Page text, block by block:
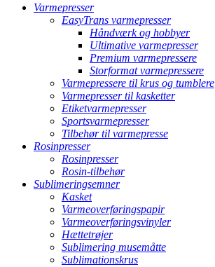
Varmepresser
EasyTrans varmepresser
Håndværk og hobbyer
Ultimative varmepresser
Premium varmepressere
Storformat varmepressere
Varmepressere til krus og tumblere
Varmepresser til kasketter
Etiketvarmepresser
Sportsvarmepresser
Tilbehør til varmepresse
Rosinpresser
Rosinpresser
Rosin-tilbehør
Sublimeringsemner
Kasket
Varmeoverføringspapir
Varmeoverføringsvinyler
Hættetrøjer
Sublimering musemåtte
Sublimationskrus